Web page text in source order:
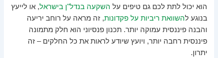
הוא יכול לתת לכם גם טיפים על השקעה בנדל"ן בישראל, או לייעץ
בנוגע להשוואת ריביות על פקדונות, זה מראה על רוחב יריעה
והבנה פיננסית עמוקה יותר. תכנון פנסיוני הוא חלק מתמונה
פיננסית רחבה יותר, ויועץ שיודע לראות את כל החלקים – זה
יתרון.